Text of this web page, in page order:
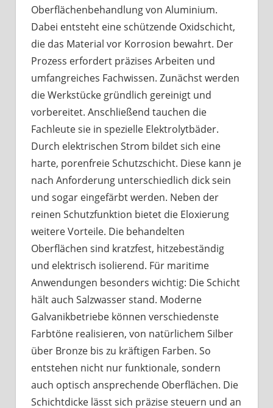
Oberflächenbehandlung von Aluminium.
Dabei entsteht eine schützende Oxidschicht,
die das Material vor Korrosion bewahrt. Der
Prozess erfordert präzises Arbeiten und
umfangreiches Fachwissen. Zunächst werden
die Werkstücke gründlich gereinigt und
vorbereitet. Anschließend tauchen die
Fachleute sie in spezielle Elektrolytbäder.
Durch elektrischen Strom bildet sich eine
harte, porenfreie Schutzschicht. Diese kann je
nach Anforderung unterschiedlich dick sein
und sogar eingefärbt werden. Neben der
reinen Schutzfunktion bietet die Eloxierung
weitere Vorteile. Die behandelten
Oberflächen sind kratzfest, hitzebeständig
und elektrisch isolierend. Für maritime
Anwendungen besonders wichtig: Die Schicht
hält auch Salzwasser stand. Moderne
Galvanikbetriebe können verschiedenste
Farbtöne realisieren, von natürlichem Silber
über Bronze bis zu kräftigen Farben. So
entstehen nicht nur funktionale, sondern
auch optisch ansprechende Oberflächen. Die
Schichtdicke lässt sich präzise steuern und an